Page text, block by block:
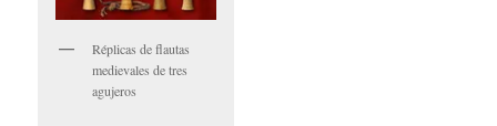
Réplicas de flautas
medievales de tres
agujeros